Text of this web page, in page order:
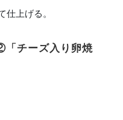
上げる。
「チーズ入り卵焼